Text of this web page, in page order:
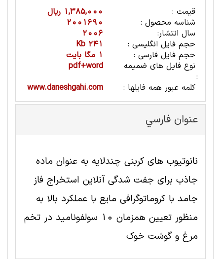
قیمت :
1,385,000 ریال
شناسه محصول :
2001690
سال انتشار:
2006
حجم فایل انگلیسی :
241 Kb
حجم فایل فارسی :
1 مگا بایت
نوع فایل های ضمیمه
:
pdf+word
کلمه عبور همه فایلها :
www.daneshgahi.com
عنوان فارسي
نانوتیوب های کربنی چندلایه به عنوان ماده
جاذب برای جفت شدگی آنلاین استخراج فاز
جامد با کروماتوگرافی مایع با عملکرد بالا به
منظور تعیین همزمان 10 سولفونامید در تخم
مرغ و گوشت خوک